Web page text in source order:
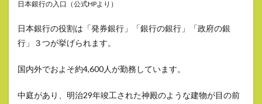
日本銀行の入口（公式HPより）
日本銀行の役割は「発券銀行」「銀行の銀行」「政府の銀
行」３つが挙げられます。
国内外でおよそ約4,600人が勤務しています。
中庭があり、明治29年竣工された神殿のような建物が目の前